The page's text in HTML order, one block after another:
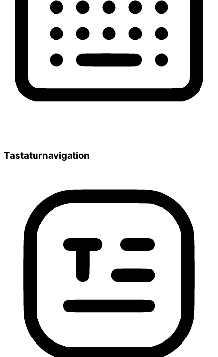
Tastaturnavigation